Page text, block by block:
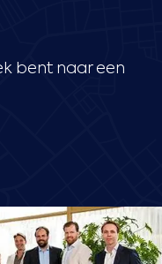
bent naar een